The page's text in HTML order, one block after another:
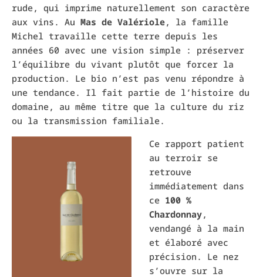
rude, qui imprime naturellement son caractère
aux vins. Au Mas de Valériole, la famille
Michel travaille cette terre depuis les
années 60 avec une vision simple : préserver
l’équilibre du vivant plutôt que forcer la
production. Le bio n’est pas venu répondre à
une tendance. Il fait partie de l’histoire du
domaine, au même titre que la culture du riz
ou la transmission familiale.
Ce rapport patient
au terroir se
retrouve
immédiatement dans
ce 100 %
Chardonnay,
vendangé à la main
et élaboré avec
précision. Le nez
s’ouvre sur la